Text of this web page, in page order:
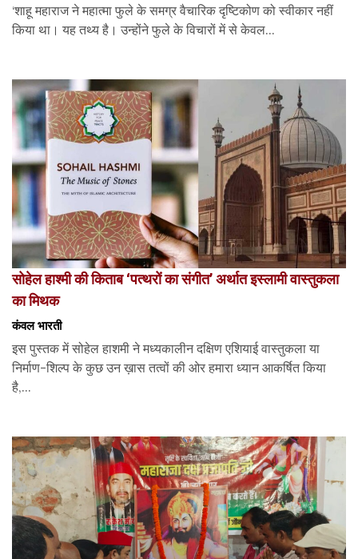
‘शाहू महाराज ने महात्मा फुले के समग्र वैचारिक दृष्टिकोण को स्वीकार नहीं
किया था। यह तथ्य है। उन्होंने फुले के विचारों में से केवल...
सोहेल हाश्मी की किताब ‘पत्थरों का संगीत’ अर्थात इस्लामी वास्तुकला
का मिथक
कंवल भारती
इस पुस्तक में सोहेल हाशमी ने मध्यकालीन दक्षिण एशियाई वास्तुकला या
निर्माण-शिल्प के कुछ उन ख़ास तत्वों की ओर हमारा ध्यान आकर्षित किया
है,...